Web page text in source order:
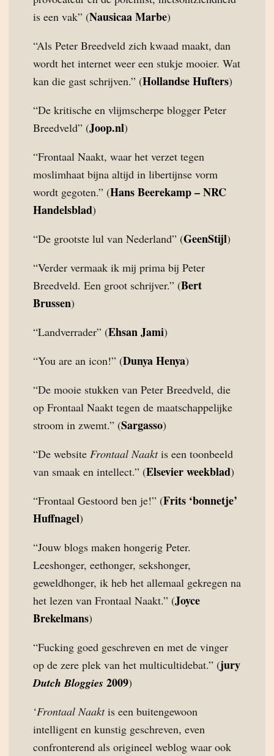
is een vak” (Nausicaa Marbe)
“Als Peter Breedveld zich kwaad maakt, dan
wordt het internet weer een stukje mooier. Wat
kan die gast schrijven.” (Hollandse Hufters)
“De kritische en vlijmscherpe blogger Peter
Breedveld” (Joop.nl)
“Frontaal Naakt, waar het verzet tegen
moslimhaat bijna altijd in libertijnse vorm
wordt gegoten.” (Hans Beerekamp – NRC
Handelsblad)
“De grootste lul van Nederland” (GeenStijl)
“Verder vermaak ik mij prima bij Peter
Breedveld. Een groot schrijver.” (Bert
Brussen)
“Landverrader” (Ehsan Jami)
“You are an icon!” (Dunya Henya)
“De mooie stukken van Peter Breedveld, die
op Frontaal Naakt tegen de maatschappelijke
stroom in zwemt.” (Sargasso)
“De website Frontaal Naaktis een toonbeeld
van smaak en intellect.” (Elsevier weekblad)
“Frontaal Gestoord ben je!” (Frits ‘bonnetje’
Huffnagel)
“Jouw blogs maken hongerig Peter.
Leeshonger, eethonger, sekshonger,
geweldhonger, ik heb het allemaal gekregen na
het lezen van Frontaal Naakt.” (Joyce
Brekelmans)
“Fucking goed geschreven en met de vinger
op de zere plek van het multicultidebat.” (jury
Dutch Bloggies 2009)
‘Frontaal Naaktis een buitengewoon
intelligent en kunstig geschreven, even
confronterend als origineel weblog waar ook